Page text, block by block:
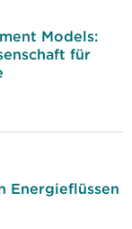
Models:
für
Energieflüssen